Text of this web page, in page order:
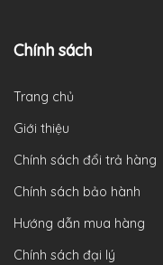
Chính sách
Trang chủ
Giới thiệu
Chính sách đổi trả hàng
Chính sách bảo hành
Hướng dẫn mua hàng
Chính sách đại lý